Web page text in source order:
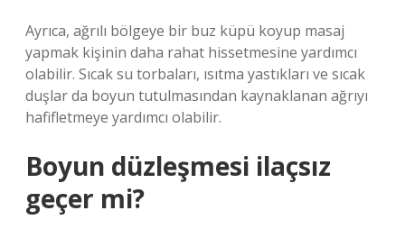
Ayrıca, ağrılı bölgeye bir buz küpü koyup masaj
yapmak kişinin daha rahat hissetmesine yardımcı
olabilir. Sıcak su torbaları, ısıtma yastıkları ve sıcak
duşlar da boyun tutulmasından kaynaklanan ağrıyı
hafifletmeye yardımcı olabilir.
Boyun düzleşmesi ilaçsız
geçer mi?